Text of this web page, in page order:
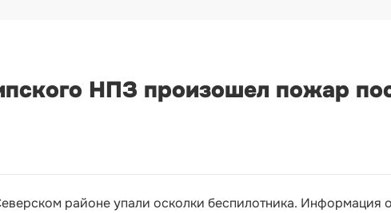
НПЗ произошел пожар
районе упали осколки беспилотника. Информация